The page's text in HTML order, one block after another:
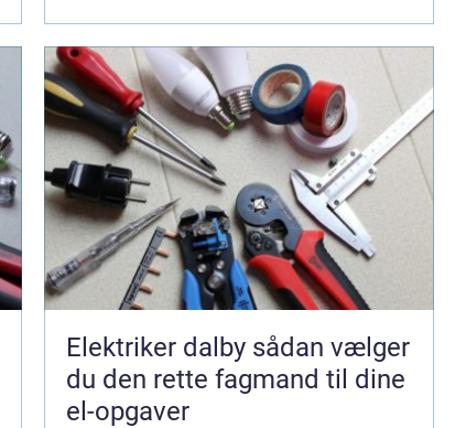
Elektriker dalby sådan vælger
du den rette fagmand til dine
el-opgaver